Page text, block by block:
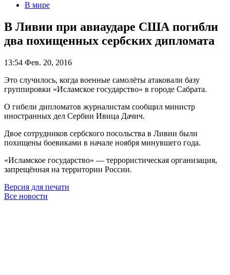
В мире
В Ливии при авиаударе США погибли
два похищенных сербских дипломата
13:54 Фев. 20, 2016
Это случилось, когда военные самолёты атаковали базу
группировки «Исламское государство» в городе Сабрата.
О гибели дипломатов журналистам сообщил министр
иностранных дел Сербии Ивица Дачич.
Двое сотрудников сербского посольства в Ливии были
похищены боевиками в начале ноября минувшего года.
«Исламское государство» — террористическая организация,
запрещённая на территории России.
Версия для печати
Все новости